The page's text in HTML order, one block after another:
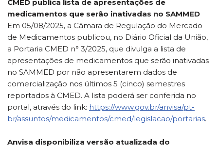
CMED publica lista de apresentações de
medicamentos que serão inativadas no SAMMED
Em 05/08/2025, a Câmara de Regulação do Mercado
de Medicamentos publicou, no Diário Oficial da União,
a Portaria CMED n° 3/2025, que divulga a lista de
apresentações de medicamentos que serão inativadas
no SAMMED por não apresentarem dados de
comercialização nos últimos 5 (cinco) semestres
reportados à CMED. A lista poderá ser conferida no
portal, através do link: https://www.gov.br/anvisa/pt-
br/assuntos/medicamentos/cmed/legislacao/portarias.
Anvisa disponibiliza versão atualizada do